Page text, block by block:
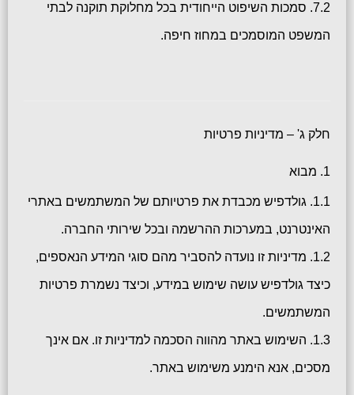
7.2. סמכות השיפוט הייחודית בכל מחלוקת תוקנה לבתי
המשפט המוסמכים במחוז חיפה.
חלק ג' – מדיניות פרטיות
1. מבוא
1.1. גולדפיש מכבדת את פרטיותם של המשתמשים באתרי
האינטרנט, במערכות ההרשמה ובכל שירותי החברה.
1.2. מדיניות זו נועדה להסביר מהם סוגי המידע הנאספים,
כיצד גולדפיש עושה שימוש במידע, וכיצד נשמרת פרטיות
המשתמשים.
1.3. השימוש באתר מהווה הסכמה למדיניות זו. אם אינך
מסכים, אנא הימנע משימוש באתר.